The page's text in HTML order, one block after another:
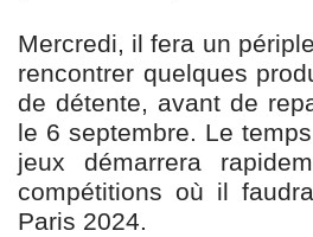
Mercredi, il fera un
rencontrer quelques
de détente, avant de
le 6 septembre. Le
jeux démarrera
compétitions où il
Paris 2024.